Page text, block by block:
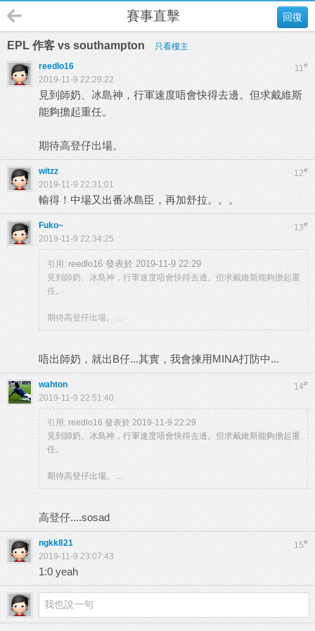
回復
賽事直擊
EPL 作客 vs southampton 只看樓主
11#
reedlo16
2019-11-9 22:29:22
見到師奶、冰島神，行軍速度唔會快得去邊。但求戴維斯
能夠擔起重任。
期待高登仔出場。
12#
witzz
2019-11-9 22:31:01
輸得！中場又出番冰島臣，再加舒拉。。。
13#
Fuko~
2019-11-9 22:34:25
引用: reedlo16 發表於 2019-11-9 22:29
見到師奶、冰島神，行軍速度唔會快得去邊。但求戴維斯能夠擔起重
任。
期待高登仔出場。 ...
唔出師奶，就出B仔...其實，我會揀用MINA打防中...
14#
wahton
2019-11-9 22:51:40
引用: reedlo16 發表於 2019-11-9 22:29
見到師奶、冰島神，行軍速度唔會快得去邊。但求戴維斯能夠擔起重
任。
期待高登仔出場。 ...
高登仔....sosad
15#
ngkk821
2019-11-9 23:07:43
1:0 yeah